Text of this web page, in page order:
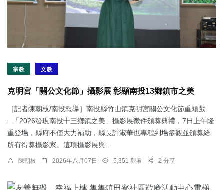
宗教 文教
克明宮「關公文化節」攝影展 彰顯南投13鄉鎮市之美
［記者陳朝枝/南投報導］南投縣竹山鎮克明宮關公文化節重頭戲
─「2026發現南投十三鄉鎮之美」攝影展徵件頒獎典禮，7日上午隆
重登場，縣府不僅大力補助，縣長許淑華也專程到場參觀並頒獎給
所有得獎攝影家。這項攝影展與...
陳朝枝 2026年八月07日 5,351 觀看 2 分享